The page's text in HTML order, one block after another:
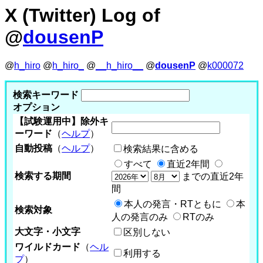
X (Twitter) Log of
@dousenP
@h_hiro @h_hiro_ @ __h_hiro__ @dousenP @k000072
検索キーワード
オプション
【試験運用中】除外キ
ーワード （ヘルプ）
自動投稿 （ヘルプ） 検索結果に含める
検索する期間
すべて
直近2年間
までの直近2年
間
検索対象
本人の発言・RTともに
本
人の発言のみ
RTのみ
大文字・小文字
区別しない
ワイルドカード （ヘル
プ）
利用する